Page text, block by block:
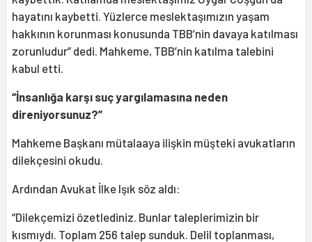
hayatını kaybetti. Yüzlerce meslektaşımızın yaşam
hakkının korunması konusunda TBB’nin davaya katılması
zorunludur” dedi. Mahkeme, TBB’nin katılma talebini
kabul etti.
“İnsanlığa karşı suç yargılamasına neden
direniyorsunuz?”
Mahkeme Başkanı mütalaaya ilişkin müşteki avukatların
dilekçesini okudu.
Ardından Avukat İlke Işık söz aldı:
“Dilekçemizi özetlediniz. Bunlar taleplerimizin bir
kısmıydı. Toplam 256 talep sunduk. Delil toplanması,